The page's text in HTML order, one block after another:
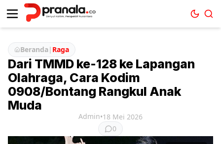
Beranda| Raga
Dari TMMD ke-128 ke Lapangan
Olahraga, Cara Kodim
0908/Bontang Rangkul Anak
Muda
Admin•18 Mei 2026
0